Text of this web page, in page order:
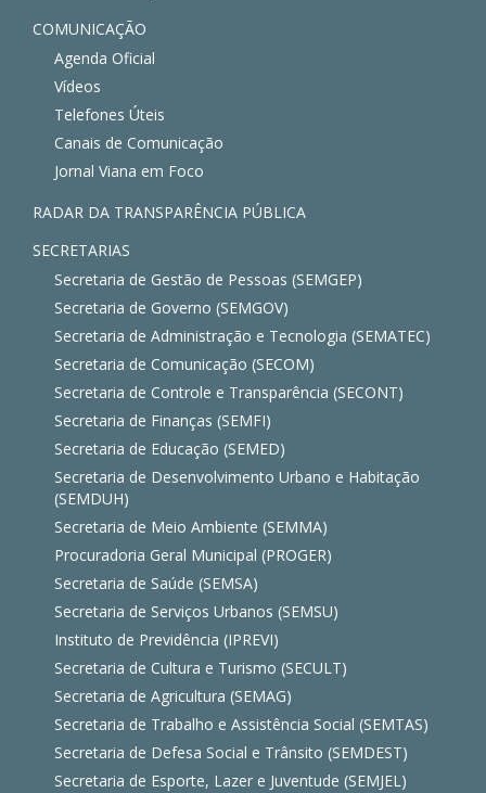
COMUNICAÇÃO
Agenda Oficial
Vídeos
Telefones Úteis
Canais de Comunicação
Jornal Viana em Foco
RADAR DA TRANSPARÊNCIA PÚBLICA
SECRETARIAS
Secretaria de Gestão de Pessoas (SEMGEP)
Secretaria de Governo (SEMGOV)
Secretaria de Administração e Tecnologia (SEMATEC)
Secretaria de Comunicação (SECOM)
Secretaria de Controle e Transparência (SECONT)
Secretaria de Finanças (SEMFI)
Secretaria de Educação (SEMED)
Secretaria de Desenvolvimento Urbano e Habitação
(SEMDUH)
Secretaria de Meio Ambiente (SEMMA)
Procuradoria Geral Municipal (PROGER)
Secretaria de Saúde (SEMSA)
Secretaria de Serviços Urbanos (SEMSU)
Instituto de Previdência (IPREVI)
Secretaria de Cultura e Turismo (SECULT)
Secretaria de Agricultura (SEMAG)
Secretaria de Trabalho e Assistência Social (SEMTAS)
Secretaria de Defesa Social e Trânsito (SEMDEST)
Secretaria de Esporte, Lazer e Juventude (SEMJEL)